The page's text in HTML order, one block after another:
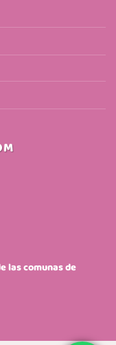
las comunas de